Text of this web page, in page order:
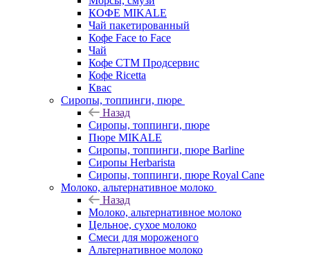
КОФЕ MIKALE
Чай пакетированный
Кофе Face to Face
Чай
Кофе СТМ Продсервис
Кофе Ricetta
Квас
Сиропы, топпинги, пюре
Назад
Сиропы, топпинги, пюре
Пюре MIKALE
Сиропы, топпинги, пюре Barline
Сиропы Herbarista
Сиропы, топпинги, пюре Royal Cane
Молоко, альтернативное молоко
Назад
Молоко, альтернативное молоко
Цельное, сухое молоко
Смеси для мороженого
Альтернативное молоко